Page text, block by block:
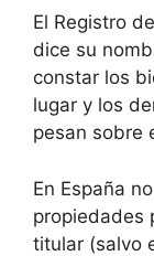
El Registro
dice su
constar los
lugar y los
pesan sobre
En España
propiedades
titular (salvo